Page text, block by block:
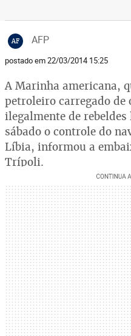
AF AFP
postado em 22/03/2014 15:25
A Marinha americana,
petroleiro carregado de
ilegalmente de
sábado o controle do
Líbia, informou a
Trípoli.